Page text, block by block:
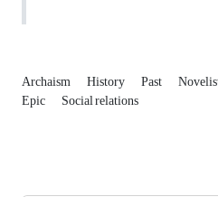
Archaism History Past
Epic Social relations